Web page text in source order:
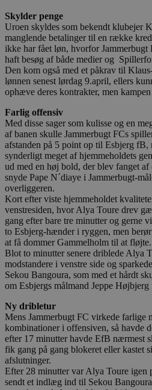
Skylder penge
Uroen skyldes som bekendt klubejer
manglende betalinger til en række
ikke har fået løn, hvorfor Jammerbugt
haft besøg af både medier og
Den kom også med et påkrav til
lønnen senest lørdag 9.april, ellers
ophæve deres kontrakter, men
Farlig offensiv
Med disse sager som kulisse og en
af banen skulle Jammerbugt FCs
afstanden på 5 point op til Esbjerg
synderligt meget af hjemmeholdets
ud med en høj bold, der blev fanget
snyde Pape N´diaye i Jammerbugt-
overliggeren.
Kort efter viste hjemmeholdet
venstresiden, hvor Alya Toure drev
gang efter bare tre minutter og gerne
to Esbjerg-hænder i ryggen, men
at få dommer Gammelholm til at fløjte.
Blot to minutter senere driblede Alya
modstandere i venstre side og
Sekou Bangoura, som med et hårdt
om Esbjergs målmand Jeppe Højbjerg
Ny dribletur
Mens Jammerbugt FC virkede farlige
kombinationer i offensiven, så havde
efter 17 minutter havde EfB nærmest
fik gang på gang blokeret eller kastet
afslutninger.
Efter 28 minutter var Alya Toure igen
sendt et indlæg ind til Sekou